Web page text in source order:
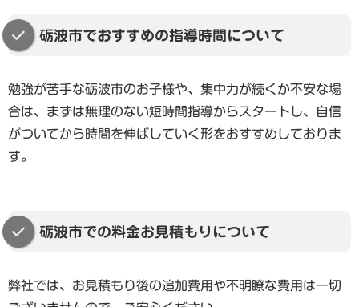
砺波市でおすすめの指導時間について
勉強が苦手な砺波市のお子様や、集中力が続くか不安な場
合は、まずは無理のない短時間指導からスタートし、自信
がついてから時間を伸ばしていく形をおすすめしておりま
す。
砺波市での料金お見積もりについて
弊社では、お見積もり後の追加費用や不明瞭な費用は一切